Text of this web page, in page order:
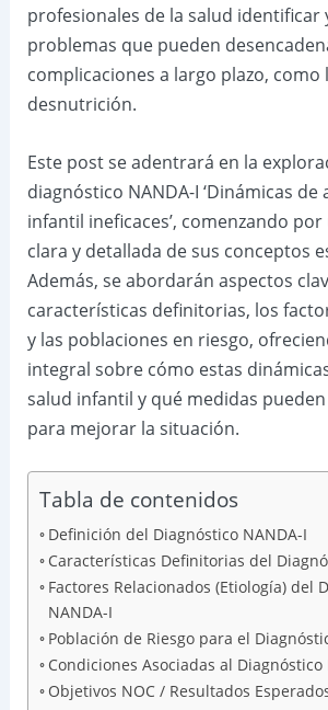
profesionales de la salud identificar
problemas que pueden
complicaciones a largo plazo, como
desnutrición.
Este post se adentrará en la
diagnóstico NANDA-I ‘Dinámicas
infantil ineficaces’, comenzando
clara y detallada de sus conceptos
Además, se abordarán aspectos
características definitorias, los
y las poblaciones en riesgo,
integral sobre cómo estas
salud infantil y qué medidas
para mejorar la situación.
Tabla de contenidos
Definición del Diagnóstico NANDA-I
Características Definitorias del
Factores Relacionados (Etiología) del
NANDA-I
Población de Riesgo para el
Condiciones Asociadas al Diagnóstico
Objetivos NOC / Resultados